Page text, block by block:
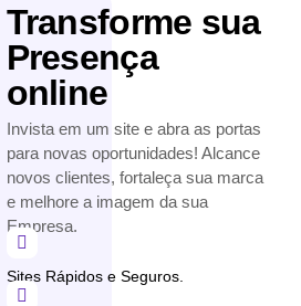
Transforme sua
Presença
online
Invista em um site e abra as portas
para novas oportunidades! Alcance
novos clientes, fortaleça sua marca
e melhore a imagem da sua
Empresa.
Sites Rápidos e Seguros.